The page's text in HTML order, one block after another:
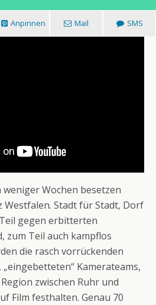
Anpinnen Mail SMS
Wochen besetzen
Stadt für Stadt, Dorf
gegen erbitterten
zum Teil auch kampflos
die rasch vorrückenden
Kamerateams,
zwischen Ruhr und
Film festhalten. Genau 70